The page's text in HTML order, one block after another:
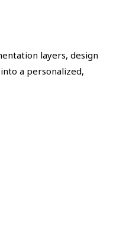
layers, design
a personalized,